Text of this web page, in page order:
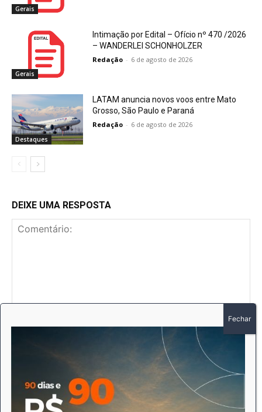
Gerais
Gerais
Intimação por Edital – Ofício nº 470 /2026
– WANDERLEI SCHONHOLZER
Redação - 6 de agosto de 2026
Destaques
LATAM anuncia novos voos entre Mato
Grosso, São Paulo e Paraná
Redação - 6 de agosto de 2026
DEIXE UMA RESPOSTA